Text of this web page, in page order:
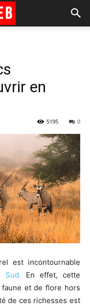
en
0
5195
est incontournable
Sud. En effet, cette
et de flore hors
de ces richesses est